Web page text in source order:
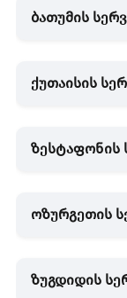
ბათუმის
ქუთაისის
ზესტაფონის
ოზურგეთის
ზუგდიდის